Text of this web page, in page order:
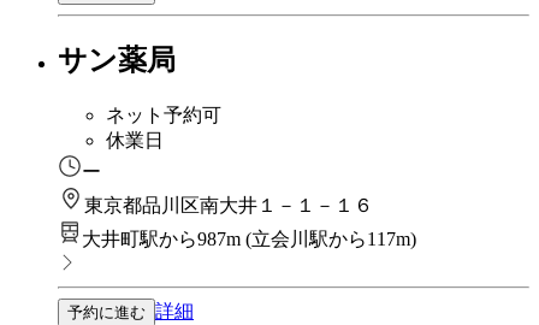
サン薬局
ネット予約可
休業日
ー
東京都品川区南大井１－１－１６
大井町駅から987m (立会川駅から117m)
予約に進む 詳細